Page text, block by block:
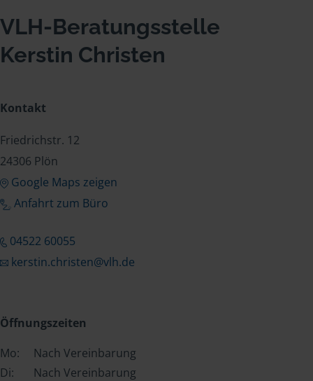
VLH-Beratungsstelle
Kerstin Christen
Kontakt
Friedrichstr. 12
24306 Plön
Google Maps zeigen
Anfahrt zum Büro
04522 60055
kerstin.christen@vlh.de
Öffnungszeiten
Mo:
Nach Vereinbarung
Di:
Nach Vereinbarung